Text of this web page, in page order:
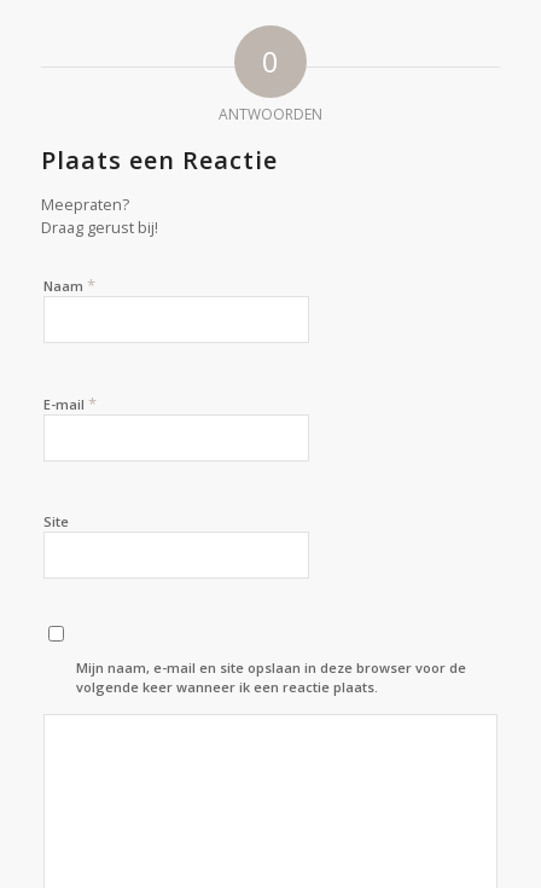
0
ANTWOORDEN
Plaats een Reactie
Meepraten?
Draag gerust bij!
Naam *
E-mail *
Site
Mijn naam, e-mail en site opslaan in deze browser voor de
volgende keer wanneer ik een reactie plaats.